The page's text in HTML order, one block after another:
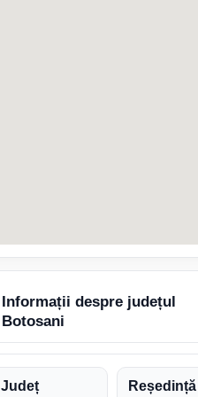
Informații despre județul
Botosani
Județ Reședință